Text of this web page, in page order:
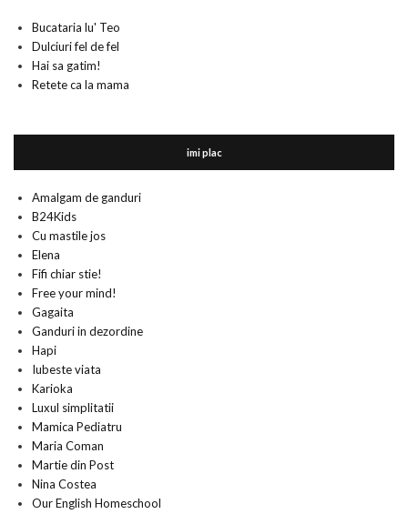
Bucataria lu' Teo
Dulciuri fel de fel
Hai sa gatim!
Retete ca la mama
imi plac
Amalgam de ganduri
B24Kids
Cu mastile jos
Elena
Fifi chiar stie!
Free your mind!
Gagaita
Ganduri in dezordine
Hapi
Iubeste viata
Karioka
Luxul simplitatii
Mamica Pediatru
Maria Coman
Martie din Post
Nina Costea
Our English Homeschool